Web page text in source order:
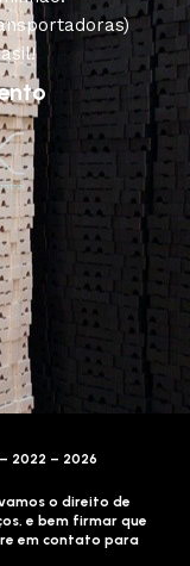
2022 – 2026
o direito de
e bem firmar que
em contato para